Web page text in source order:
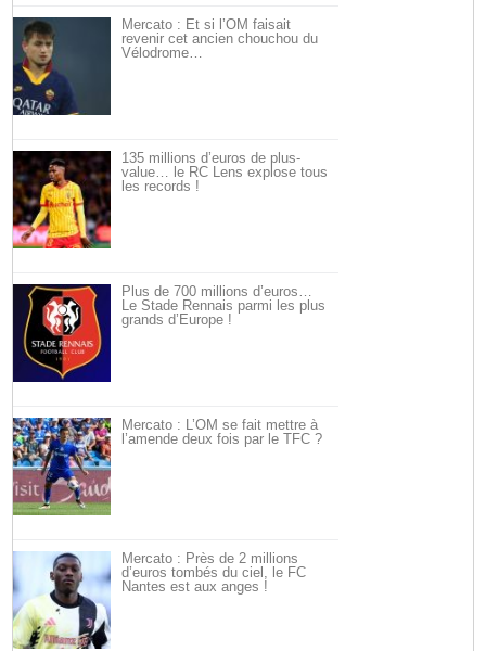
Mercato : Et si l’OM faisait
revenir cet ancien chouchou du
Vélodrome…
135 millions d’euros de plus-
value… le RC Lens explose tous
les records !
Plus de 700 millions d’euros…
Le Stade Rennais parmi les plus
grands d’Europe !
Mercato : L’OM se fait mettre à
l’amende deux fois par le TFC ?
Mercato : Près de 2 millions
d’euros tombés du ciel, le FC
Nantes est aux anges !